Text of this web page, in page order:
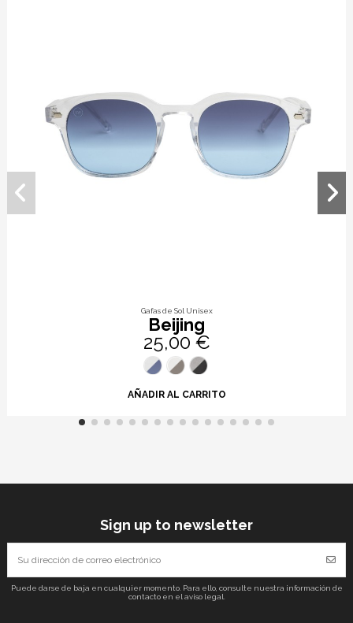
Gafas de Sol Unisex
Beijing
25,00 €
AÑADIR AL CARRITO
Sign up to newsletter
Puede darse de baja en cualquier momento. Para ello, consulte nuestra información de
contacto en el aviso legal.